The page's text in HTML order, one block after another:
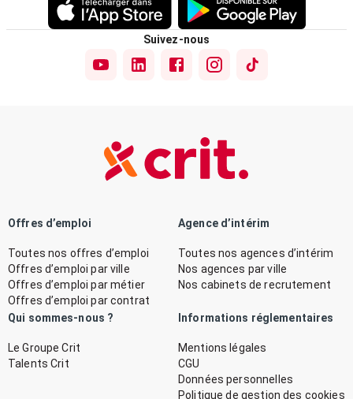
Suivez-nous
Offres d’emploi
Toutes nos offres d’emploi
Offres d’emploi par ville
Offres d’emploi par métier
Offres d’emploi par contrat
Agence d’intérim
Toutes nos agences d’intérim
Nos agences par ville
Nos cabinets de recrutement
Qui sommes-nous ?
Le Groupe Crit
Talents Crit
Informations réglementaires
Mentions légales
CGU
Données personnelles
Politique de gestion des cookies